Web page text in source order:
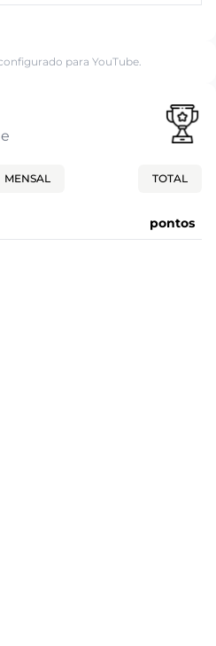
para YouTube.
MENSAL TOTAL
pontos